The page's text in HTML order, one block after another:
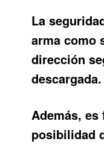
La
arma como
dirección
descargada.
Además,
posibilidad